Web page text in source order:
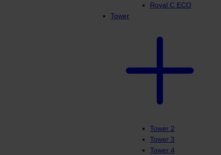
Royal C ECO
Tower
Tower 2
Tower 3
Tower 4